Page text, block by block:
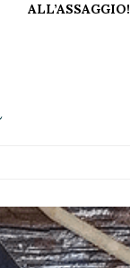
ALL’ASSAGGIO!